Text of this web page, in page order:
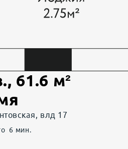
, 61.6 м²
влд 17
6 мин.